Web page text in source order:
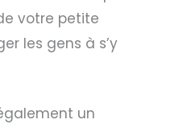
votre petite
les gens à s’y
un